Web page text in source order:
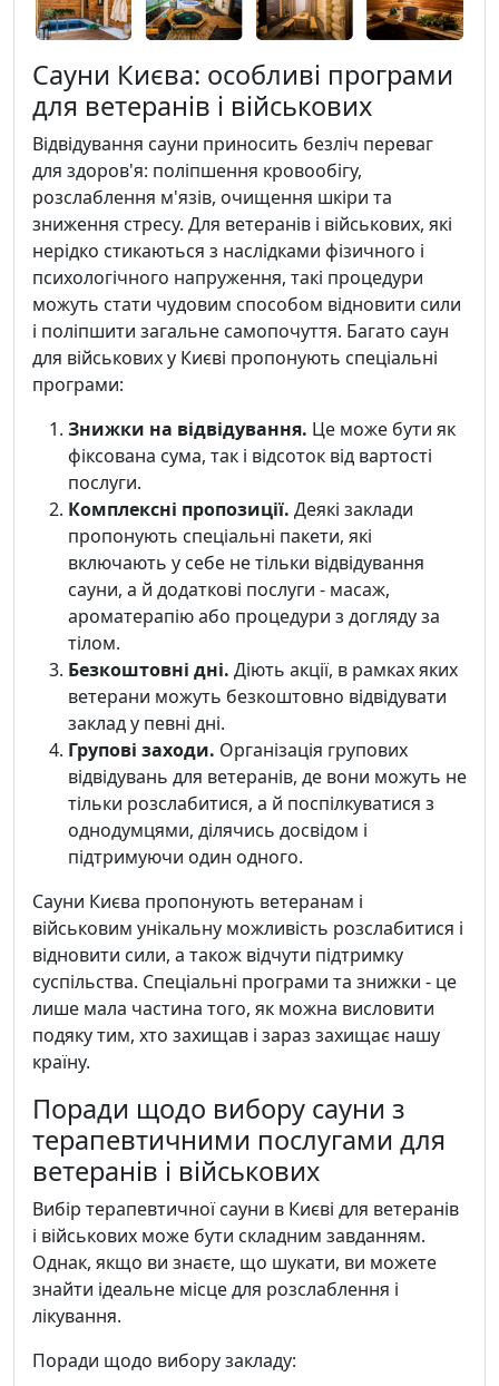
Сауни Києва: особливі програми
для ветеранів і військових
Відвідування сауни приносить безліч переваг
для здоров'я: поліпшення кровообігу,
розслаблення м'язів, очищення шкіри та
зниження стресу. Для ветеранів і військових, які
нерідко стикаються з наслідками фізичного і
психологічного напруження, такі процедури
можуть стати чудовим способом відновити сили
і поліпшити загальне самопочуття. Багато саун
для військових у Києві пропонують спеціальні
програми:
Знижки на відвідування. Це може бути як
фіксована сума, так і відсоток від вартості
послуги.
Комплексні пропозиції. Деякі заклади
пропонують спеціальні пакети, які
включають у себе не тільки відвідування
сауни, а й додаткові послуги - масаж,
ароматерапію або процедури з догляду за
тілом.
Безкоштовні дні. Діють акції, в рамках яких
ветерани можуть безкоштовно відвідувати
заклад у певні дні.
Групові заходи. Організація групових
відвідувань для ветеранів, де вони можуть не
тільки розслабитися, а й поспілкуватися з
однодумцями, ділячись досвідом і
підтримуючи один одного.
Сауни Києва пропонують ветеранам і
військовим унікальну можливість розслабитися і
відновити сили, а також відчути підтримку
суспільства. Спеціальні програми та знижки - це
лише мала частина того, як можна висловити
подяку тим, хто захищав і зараз захищає нашу
країну.
Поради щодо вибору сауни з
терапевтичними послугами для
ветеранів і військових
Вибір терапевтичної сауни в Києві для ветеранів
і військових може бути складним завданням.
Однак, якщо ви знаєте, що шукати, ви можете
знайти ідеальне місце для розслаблення і
лікування.
Поради щодо вибору закладу: